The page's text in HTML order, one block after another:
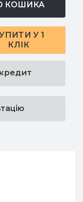
КОШИКА
У 1
КЛІК